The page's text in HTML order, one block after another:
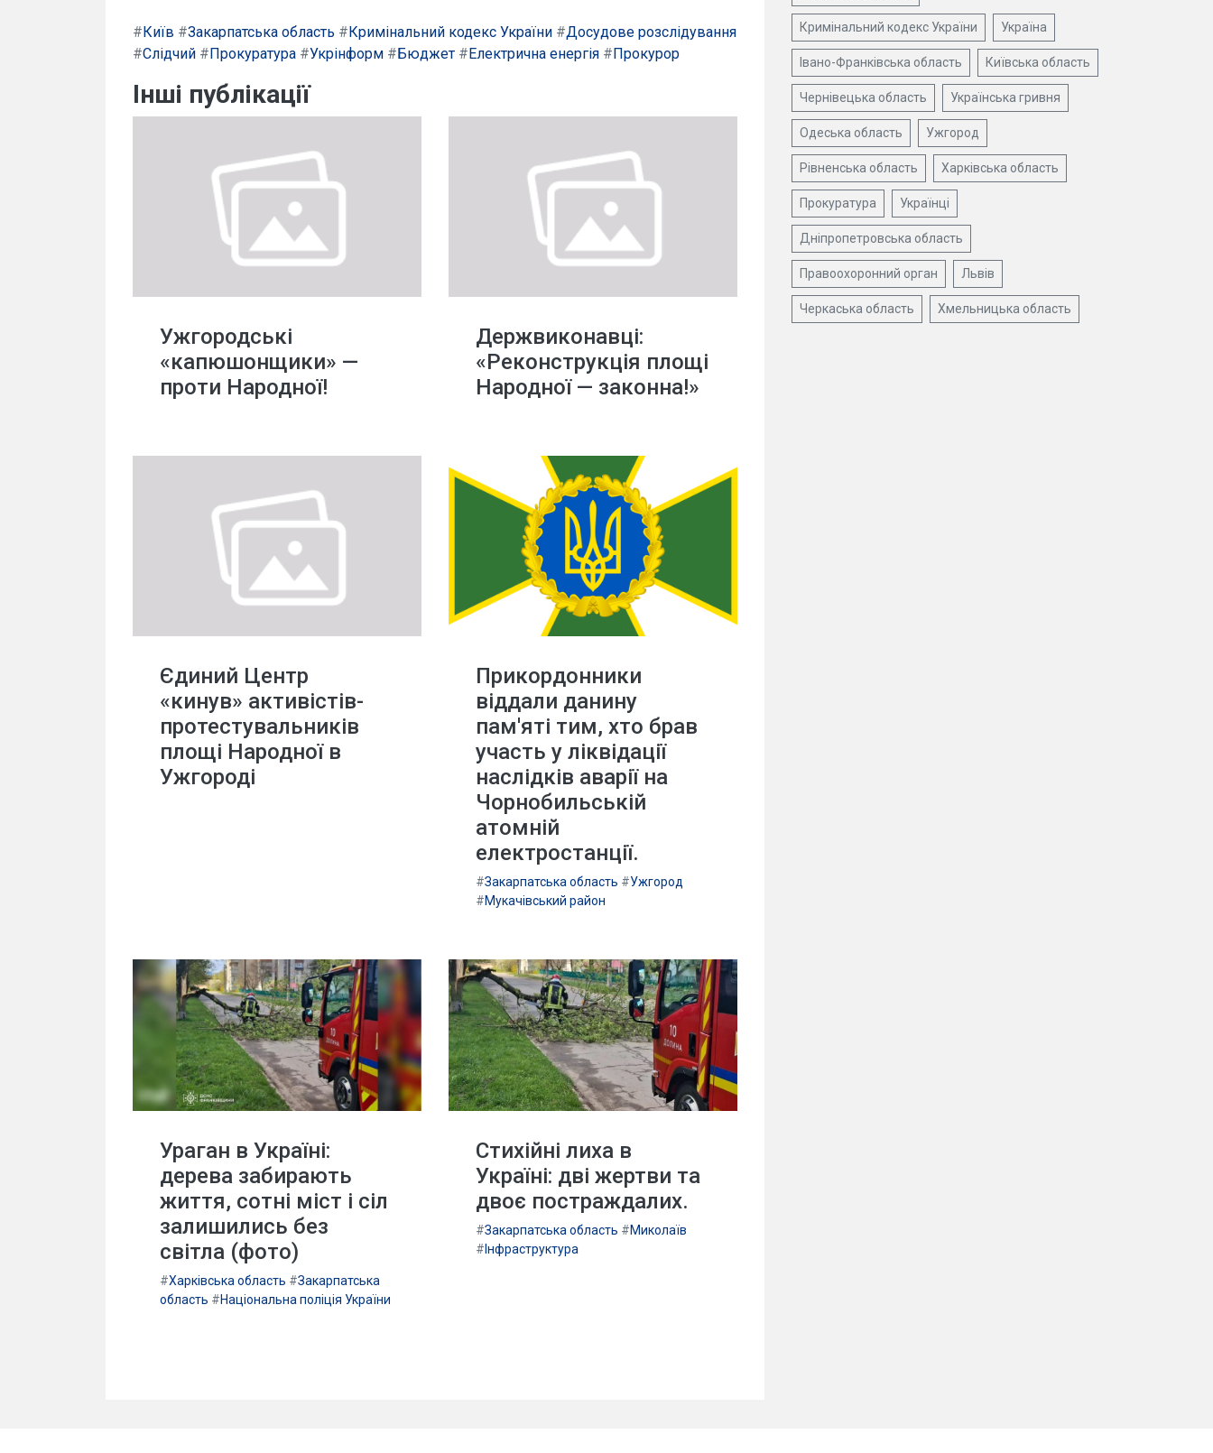
#Київ #Закарпатська область #Кримінальний кодекс України #Досудове розслідування
#Слідчий #Прокуратура #Укрінформ #Бюджет #Електрична енергія #Прокурор
Інші публікації
Ужгородські
«капюшонщики» —
проти Народної!
Держвиконавці:
«Реконструкція площі
Народної — законна!»
Єдиний Центр
«кинув» активістів-
протестувальників
площі Народної в
Ужгороді
Прикордонники
віддали данину
пам'яті тим, хто брав
участь у ліквідації
наслідків аварії на
Чорнобильській
атомній
електростанції.
#Закарпатська область #Ужгород
#Мукачівський район
Ураган в Україні:
дерева забирають
життя, сотні міст і сіл
залишились без
світла (фото)
#Харківська область #Закарпатська
область #Національна поліція України
Стихійні лиха в
Україні: дві жертви та
двоє постраждалих.
#Закарпатська область #Миколаїв
# Інфраструктура
Кримінальний кодекс України Україна
Івано-Франківська область Київська область
Чернівецька область Українська гривня
Одеська область Ужгород
Рівненська область Харківська область
Прокуратура Українці
Дніпропетровська область
Правоохоронний орган Львів
Черкаська область Хмельницька область